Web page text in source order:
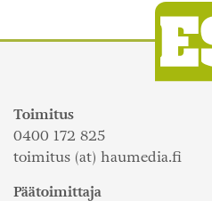
Toimitus
0400 172 825
toimitus (at) haumedia.fi
Päätoimittaja